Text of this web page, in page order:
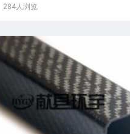
284人浏览